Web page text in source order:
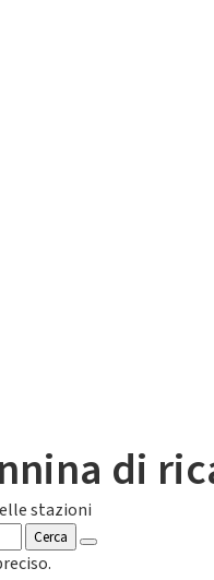
di
stazioni
Cerca